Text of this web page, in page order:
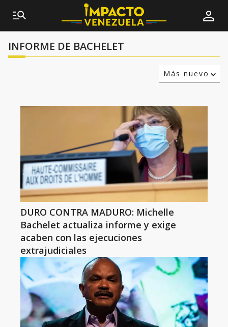
INFORME DE BACHELET
Más nuevo
DURO CONTRA MADURO: Michelle
Bachelet actualiza informe y exige
acaben con las ejecuciones
extrajudiciales